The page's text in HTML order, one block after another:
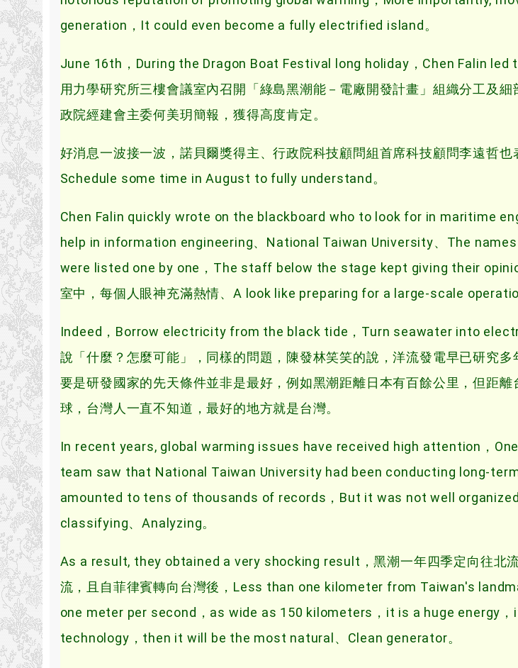
generation，It could even become a fully electrified island。
June 16th，During the Dragon Boat Festival long holiday，Chen Falin led
用力學研究所三樓會議室內召開「綠島黑潮能－電廠開發計畫」組織分工及
政院經建會主委何美玥簡報，獲得高度肯定。
好消息一波接一波，諾貝爾獎得主、行政院科技顧問組首席科技顧問李遠哲也
Schedule some time in August to fully understand。
Chen Falin quickly wrote on the blackboard who to look for in maritime
help in information engineering、National Taiwan University、The
were listed one by one，The staff below the stage kept giving their
室中，每個人眼神充滿熱情、A look like preparing for a large-scale
Indeed，Borrow electricity from the black tide，Turn seawater into
說「什麼？怎麼可能」，同樣的問題，陳發林笑笑的說，洋流發電早已研究
要是研發國家的先天條件並非是最好，例如黑潮距離日本有百餘公里，但距
球，台灣人一直不知道，最好的地方就是台灣。
In recent years, global warming issues have received high attention，
team saw that National Taiwan University had been conducting long-
amounted to tens of thousands of records，But it was not well
classifying、Analyzing。
As a result, they obtained a very shocking result，黑潮一年四季定向往北
流，且自菲律賓轉向台灣後，Less than one kilometer from Taiwan's
one meter per second，as wide as 150 kilometers，it is a huge energy
technology，then it will be the most natural、Clean generator。